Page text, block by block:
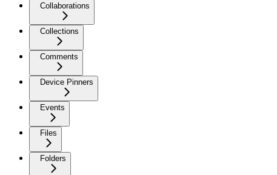
Collaborations
Collections
Comments
Device Pinners
Events
Files
Folders